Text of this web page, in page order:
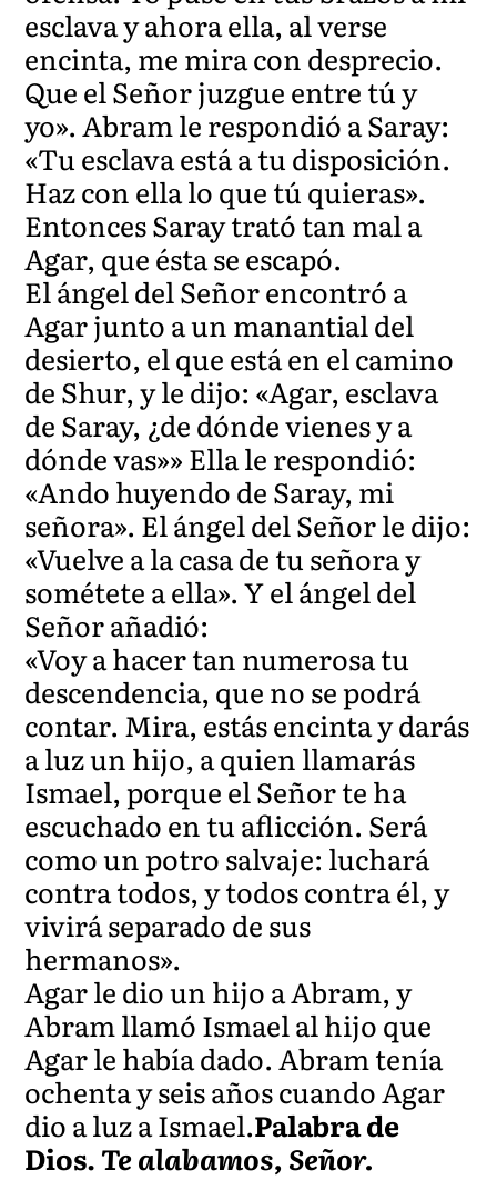
esclava y ahora ella, al verse
encinta, me mira con desprecio.
Que el Señor juzgue entre tú y
yo». Abram le respondió a Saray:
«Tu esclava está a tu disposición.
Haz con ella lo que tú quieras».
Entonces Saray trató tan mal a
Agar, que ésta se escapó.
El ángel del Señor encontró a
Agar junto a un manantial del
desierto, el que está en el camino
de Shur, y le dijo: «Agar, esclava
de Saray, ¿de dónde vienes y a
dónde vas»» Ella le respondió:
«Ando huyendo de Saray, mi
señora». El ángel del Señor le dijo:
«Vuelve a la casa de tu señora y
sométete a ella». Y el ángel del
Señor añadió:
«Voy a hacer tan numerosa tu
descendencia, que no se podrá
contar. Mira, estás encinta y darás
a luz un hijo, a quien llamarás
Ismael, porque el Señor te ha
escuchado en tu aflicción. Será
como un potro salvaje: luchará
contra todos, y todos contra él, y
vivirá separado de sus
hermanos».
Agar le dio un hijo a Abram, y
Abram llamó Ismael al hijo que
Agar le había dado. Abram tenía
ochenta y seis años cuando Agar
dio a luz a Ismael.Palabrade
Dios.Te alabamos, Señor.